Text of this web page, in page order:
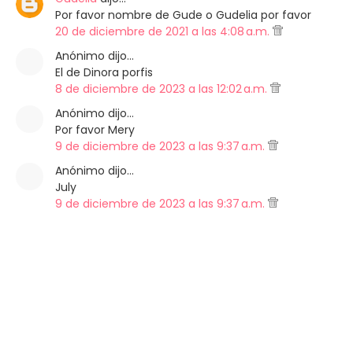
Por favor nombre de Gude o Gudelia por favor
20 de diciembre de 2021 a las 4:08 a.m.
Anónimo dijo…
El de Dinora porfis
8 de diciembre de 2023 a las 12:02 a.m.
Anónimo dijo…
Por favor Mery
9 de diciembre de 2023 a las 9:37 a.m.
Anónimo dijo…
July
9 de diciembre de 2023 a las 9:37 a.m.